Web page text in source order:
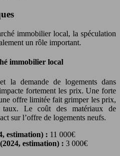
immobilier local, la spéculation
un rôle important.
immobilier local
la demande de logements dans
fortement les prix. Une forte
offre limitée fait grimper les prix,
taux. Le coût des matériaux de
sur l’offre de logements neufs.
estimation) : 11 000€
estimation) : 3 000€